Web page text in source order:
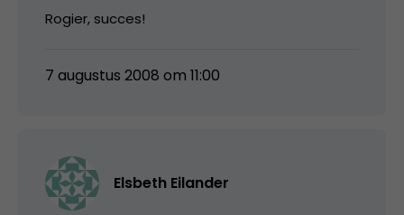
Rogier, succes!
7 augustus 2008 om 11:00
Elsbeth Eilander